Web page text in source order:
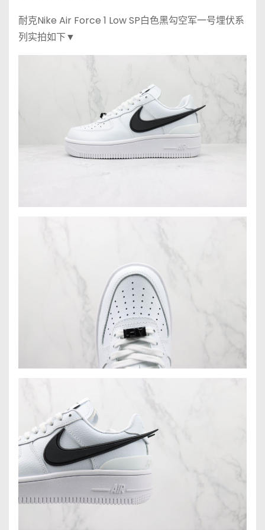
耐克Nike Air Force 1 Low SP白色黑勾空军一号埋伏系
列实拍如下▼